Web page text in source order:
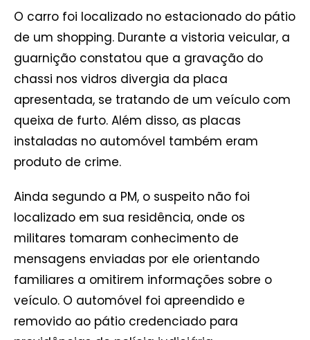
O carro foi localizado no estacionado do pátio
de um shopping. Durante a vistoria veicular, a
guarnição constatou que a gravação do
chassi nos vidros divergia da placa
apresentada, se tratando de um veículo com
queixa de furto. Além disso, as placas
instaladas no automóvel também eram
produto de crime.
Ainda segundo a PM, o suspeito não foi
localizado em sua residência, onde os
militares tomaram conhecimento de
mensagens enviadas por ele orientando
familiares a omitirem informações sobre o
veículo. O automóvel foi apreendido e
removido ao pátio credenciado para